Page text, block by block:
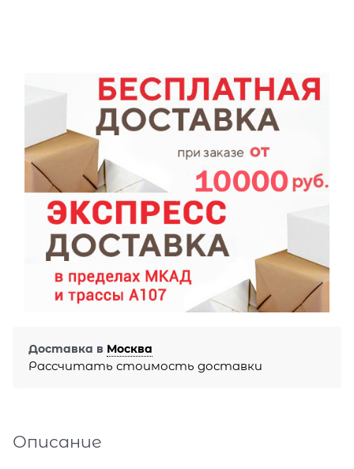
Доставка в Москва
Рассчитать стоимость доставки
Описание